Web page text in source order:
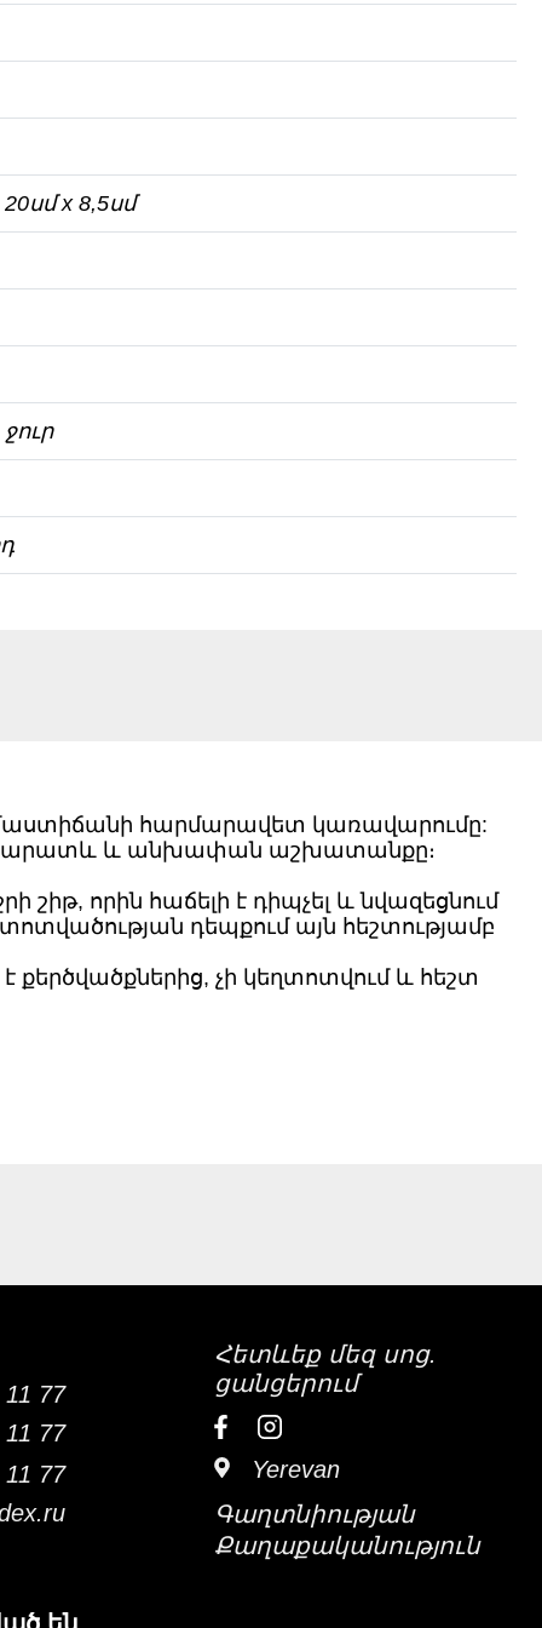
х 8,5սմ
հարմարավետ կառավարումը:
և անխափան աշխատանքը։
որին հաճելի է դիպչել և նվազեցնում
դեպքում այն ​​հեշտությամբ
չի կեղտոտվում և հեշտ
77
77
77
Հետևեք մեզ սոց.
ցանցերում
Yerevan
Գաղտնիության
Քաղաքականություն